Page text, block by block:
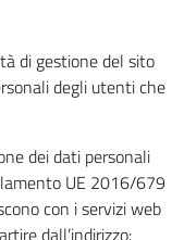
di gestione del sito
degli utenti che
dei dati personali
UE 2016/679
con i servizi web
dall’indirizzo: